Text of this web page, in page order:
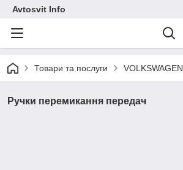
Avtosvit Info
Товари та послуги VOLKSWAGEN
Ручки перемикання передач